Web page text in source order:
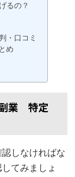
るの？
・口コミ
め
業 特定
しなければな
てみましょ